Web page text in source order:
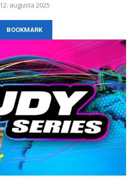
12. augusta 2025
BOOKMARK